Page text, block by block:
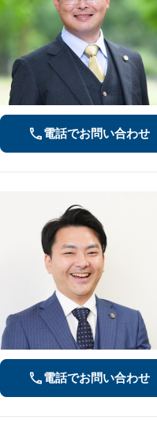
電話でお問い合わせ
電話でお問い合わせ